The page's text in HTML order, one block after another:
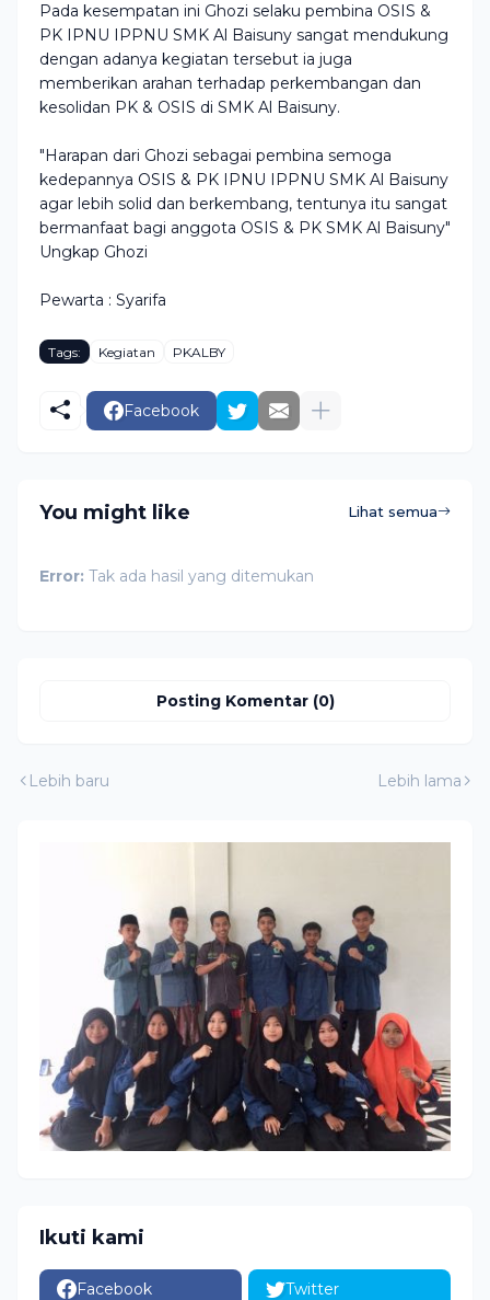
Pada kesempatan ini Ghozi selaku pembina OSIS &
PK IPNU IPPNU SMK Al Baisuny sangat mendukung
dengan adanya kegiatan tersebut ia juga
memberikan arahan terhadap perkembangan dan
kesolidan PK & OSIS di SMK Al Baisuny.
"Harapan dari Ghozi sebagai pembina semoga
kedepannya OSIS & PK IPNU IPPNU SMK Al Baisuny
agar lebih solid dan berkembang, tentunya itu sangat
bermanfaat bagi anggota OSIS & PK SMK Al Baisuny"
Ungkap Ghozi
Pewarta : Syarifa
Tags: Kegiatan PKALBY
Facebook
You might like Lihat semua
Error: Tak ada hasil yang ditemukan
Posting Komentar (0)
Lebih baru Lebih lama
Ikuti kami
Facebook Twitter